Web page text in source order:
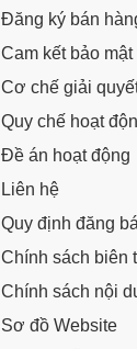
Đăng ký bán
Cam kết bảo mật
Cơ chế giải
Quy chế hoạt
Đề án hoạt động
Liên hệ
Quy định đăng
Chính sách biên
Chính sách nội
Sơ đồ Website